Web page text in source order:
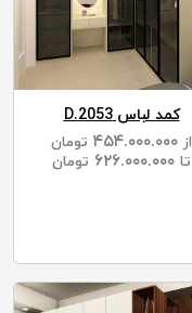
کمد لباس D.2053
از
تومان
تا
تومان